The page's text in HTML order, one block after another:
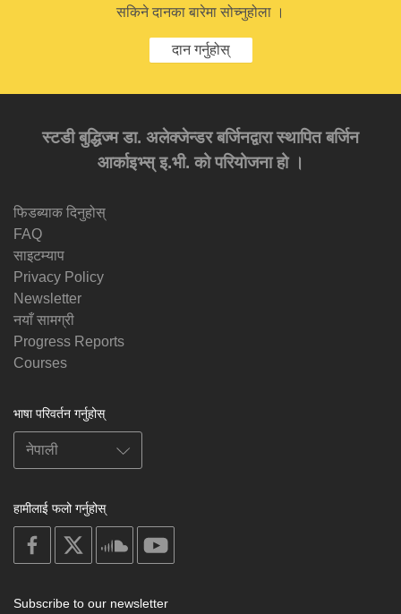
सकिने दानका बारेमा सोच्नुहोला ।
दान गर्नुहोस्
स्टडी बुद्धिज्म डा. अलेक्जेन्डर बर्जिनद्वारा स्थापित बर्जिन
आर्काइभ्स् इ.भी. को परियोजना हो ।
फिडब्याक दिनुहोस्
FAQ
साइटम्याप
Privacy Policy
Newsletter
नयाँ सामग्री
Progress Reports
Courses
भाषा परिवर्तन गर्नुहोस्
हामीलाई फलो गर्नुहोस्
on
facebook
soundcloud
Subscribe to our newsletter